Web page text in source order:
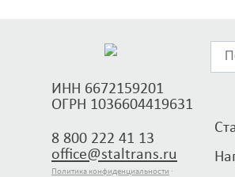
ИНН 6672159201
ОГРН 1036604419631
8 800 222 41 13
office@staltrans.ru
Политика конфиденциальности ·